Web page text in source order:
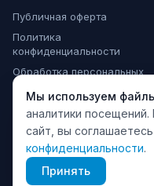
Публичная оферта
Политика
конфиденциальности
Обработка персональных
данных
Согласие на рассылки
© 2024
ИП Матвеева
Мы используем
аналитики
сайт, вы
конфиденциальности.
Принять